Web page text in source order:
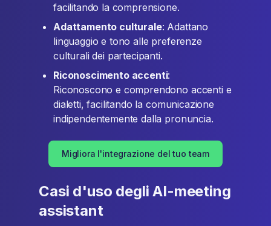
facilitando la comprensione.
Adattamento culturale: Adattano
linguaggio e tono alle preferenze
culturali dei partecipanti.
Riconoscimento accenti:
Riconoscono e comprendono accenti e
dialetti, facilitando la comunicazione
indipendentemente dalla pronuncia.
Migliora l'integrazione del tuo team
Casi d'uso degli AI-meeting
assistant